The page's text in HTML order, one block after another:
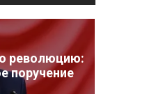
революцию:
поручение